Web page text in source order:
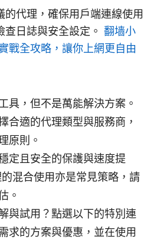
的代理，確保用戶端連線使用
日誌與安全設定。 翻墙小
戰全攻略，讓你上網更自由
具，但不是萬能解決方案。
合適的代理類型與服務商，
原則。
定且安全的保護與速度提
混合使用亦是常見策略，請
。
與試用？點選以下的特別連
求的方案與優惠，並在使用